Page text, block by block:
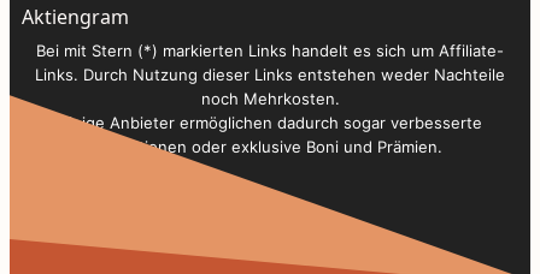
Aktiengram
Bei mit Stern (*) markierten Links handelt es sich um Affiliate-
Links. Durch Nutzung dieser Links entstehen weder Nachteile
noch Mehrkosten.
Einige Anbieter ermöglichen dadurch sogar verbesserte
Konditionen oder exklusive Boni und Prämien.